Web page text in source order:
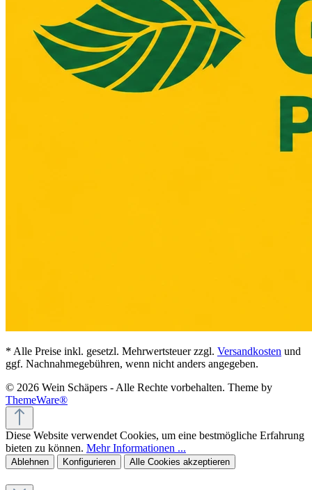
* Alle Preise inkl. gesetzl. Mehrwertsteuer zzgl. Versandkosten und
ggf. Nachnahmegebühren, wenn nicht anders angegeben.
© 2026 Wein Schäpers - Alle Rechte vorbehalten. Theme by
ThemeWare®
Diese Website verwendet Cookies, um eine bestmögliche Erfahrung
bieten zu können. Mehr Informationen ...
Ablehnen Konfigurieren Alle Cookies akzeptieren